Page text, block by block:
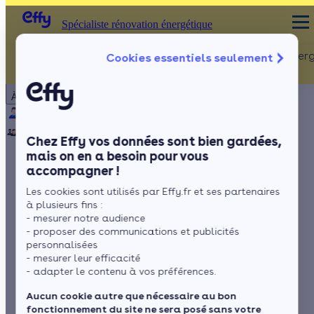
Cookies essentiels seulement
Chez Effy vos données sont bien gardées,
mais on en a besoin pour vous
accompagner !
Les cookies sont utilisés par Effy.fr et ses partenaires
à plusieurs fins :
- mesurer notre audience
- proposer des communications et publicités
personnalisées
- mesurer leur efficacité
- adapter le contenu à vos préférences.
Aucun cookie autre que nécessaire au bon
fonctionnement du site ne sera posé sans votre
À propos
Notre équipe
Rejoignez-nous Presse
Spécialiste rénovation énergétique Rénovation
Murs
Sols
Spécialiste rénovation énergétique
Isoler sa maison avec
de la laine de chanvre
par Amandine Martinet
Sommaire